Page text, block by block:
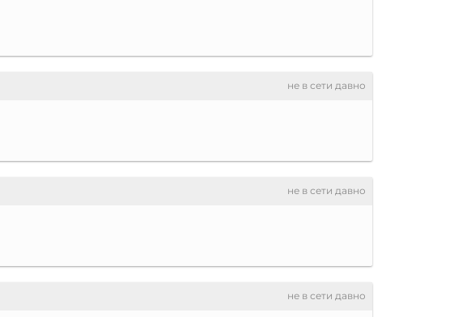
не в сети давно
не в сети давно
не в сети давно